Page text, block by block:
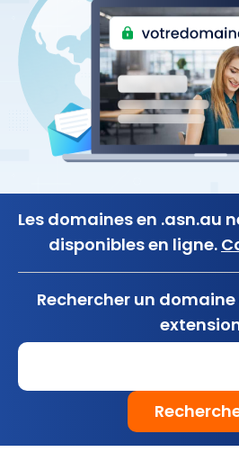
Les domaines en .asn.au
disponibles en ligne.
Rechercher un